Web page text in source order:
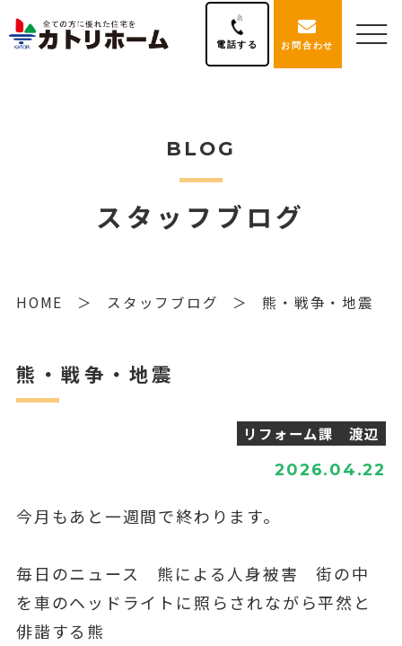
電話する お問合わせ
BLOG
スタッフブログ
HOME スタッフブログ 熊・戦争・地震
熊・戦争・地震
リフォーム課 渡辺
2026.04.22
今月もあと一週間で終わります。
毎日のニュース 熊による人身被害 街の中
を車のヘッドライトに照らされながら平然と
俳諧する熊